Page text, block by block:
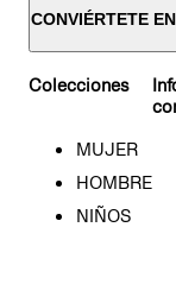
CONVIÉRTETE
Colecciones
MUJER
HOMBRE
NIÑOS